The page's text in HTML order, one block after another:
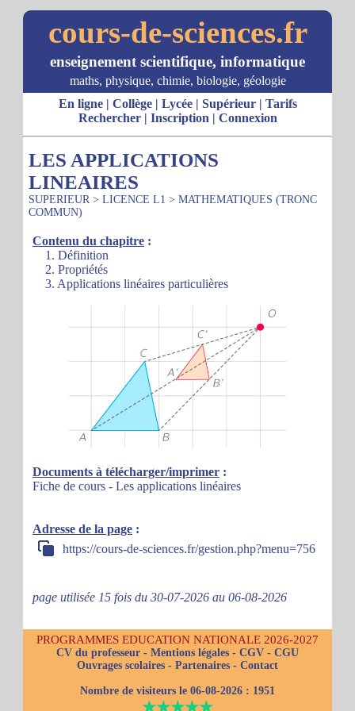
cours-de-sciences.fr
enseignement scientifique, informatique
maths, physique, chimie, biologie, géologie
En ligne| Collège| Lycée| Supérieur| Tarifs
Rechercher| Inscription | Connexion
LES APPLICATIONS
LINEAIRES
SUPERIEUR> LICENCE L1 > MATHEMATIQUES (TRONC
COMMUN)
Contenu du chapitre :
1. Définition
2. Propriétés
3. Applications linéaires particulières
Documents à télécharger/imprimer :
Fiche de cours - Les applications linéaires
Adresse de la page :
https://cours-de-sciences.fr/gestion.php?menu=756
page utilisée 15 fois du 30-07-2026 au 06-08-2026
PROGRAMMES EDUCATION NATIONALE 2026-2027
CV du professeur - Mentions légales - CGV - CGU
Ouvrages scolaires - Partenaires - Contact
Nombre de visiteurs le 06-08-2026 : 1951
★★★★★